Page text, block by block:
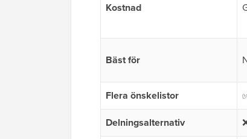
Kostnad
Bäst för
Flera önskelistor
Delningsalternativ